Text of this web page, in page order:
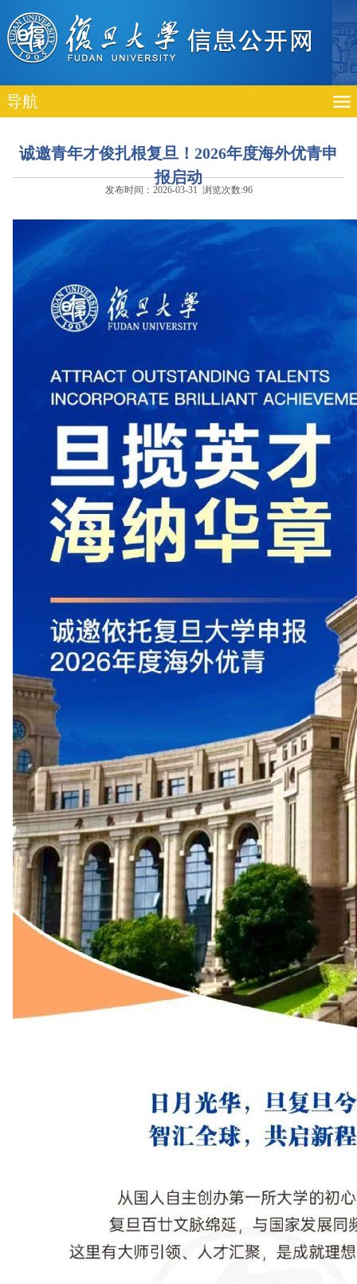
导航
诚邀青年才俊扎根复旦！2026年度海外优青申
报启动
发布时间：2026-03-31 浏览次数:96